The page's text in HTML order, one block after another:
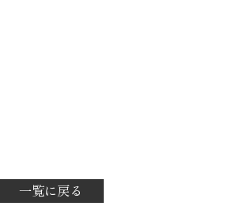
一覧に戻る